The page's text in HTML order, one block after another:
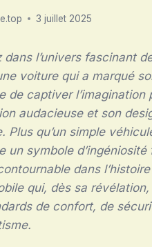
3 juillet 2025
dans l’univers fascinant
voiture qui a marqué
de captiver l’imagination
audacieuse et son
Plus qu’un simple
un symbole
dans
qui, dès sa
de confort, de